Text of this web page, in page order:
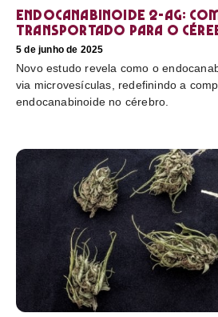
Endocanabinoide 2-AG:
transportado para o
5 de junho de 2025
Novo estudo revela como o
via microvesículas, redefinindo a
endocanabinoide no cérebro.